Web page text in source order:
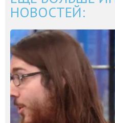
НОВОСТЕЙ: